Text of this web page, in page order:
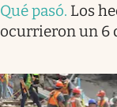
Qué pasó. Los
ocurrieron un 6